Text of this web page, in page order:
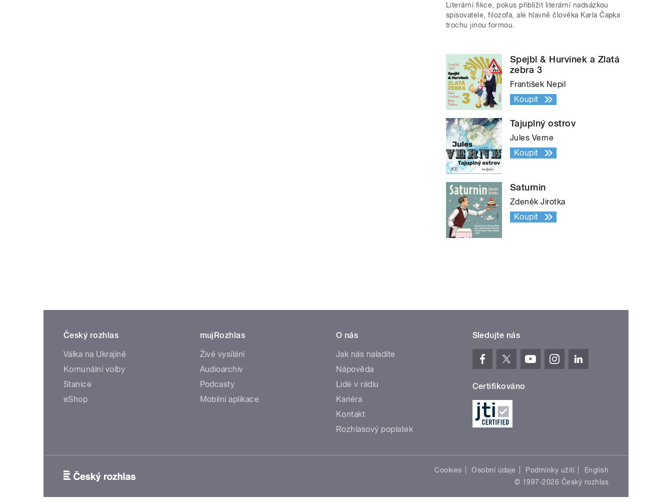
Literární fikce, pokus přiblížit literární nadsázkou
spisovatele, filozofa, ale hlavně člověka Karla Čapka
trochu jinou formou.
Spejbl & Hurvínek a Zlatá
zebra 3
František Nepil
Koupit
Tajuplný ostrov
Jules Verne
Koupit
Saturnin
Zdeněk Jirotka
Koupit
Český rozhlas
Válka na Ukrajině
Komunální volby
Stanice
eShop
mujRozhlas
Živé vysílání
Audioarchiv
Podcasty
Mobilní aplikace
O nás
Jak nás naladíte
Nápověda
Lidé v rádiu
Kariéra
Kontakt
Rozhlasový poplatek
Sledujte nás
Certifikováno
Cookies Osobní údaje Podmínky užití
English
© 1997-2026 Český rozhlas